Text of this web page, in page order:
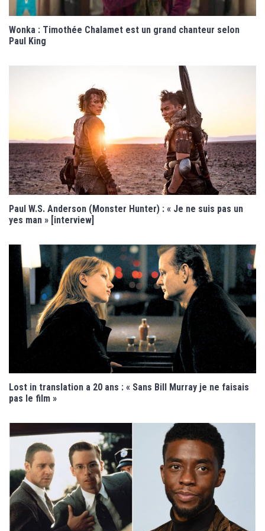
Wonka : Timothée Chalamet est un grand chanteur selon
Paul King
Paul W.S. Anderson (Monster Hunter) : « Je ne suis pas un
yes man » [interview]
Lost in translation a 20 ans : « Sans Bill Murray je ne faisais
pas le film »